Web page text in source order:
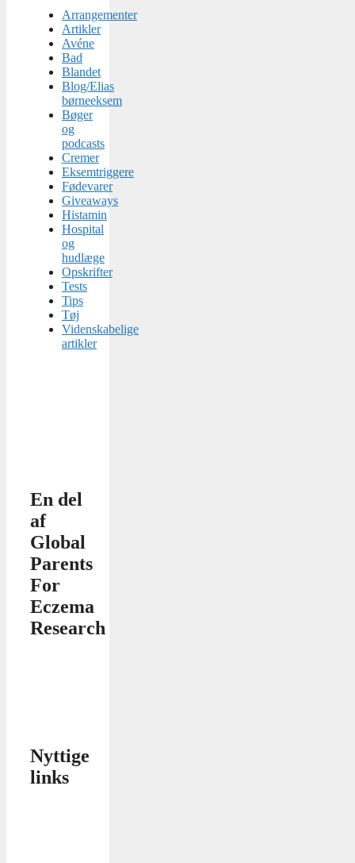
Arrangementer
Artikler
Avéne
Bad
Blandet
Blog/Elias
børneeksem
Bøger
og
podcasts
Cremer
Eksemtriggere
Fødevarer
Giveaways
Histamin
Hospital
og
hudlæge
Opskrifter
Tests
Tips
Tøj
Videnskabelige
artikler
En del
af
Global
Parents
For
Eczema
Research
Nyttige
links